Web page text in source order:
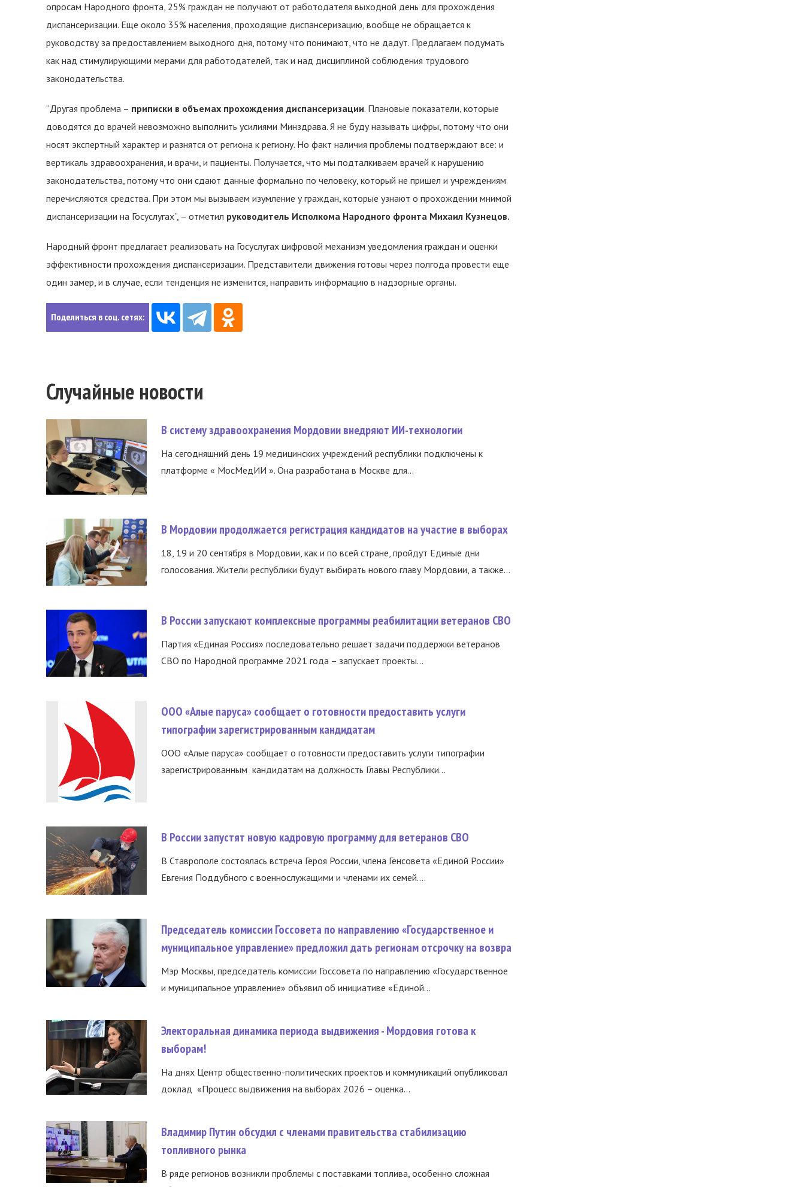
опросам Народного фронта, 25% граждан не получают от работодателя выходной день для прохождения
диспансеризации. Еще около 35% населения, проходящие диспансеризацию, вообще не обращается к
руководству за предоставлением выходного дня, потому что понимают, что не дадут. Предлагаем подумать
как над стимулирующими мерами для работодателей, так и над дисциплиной соблюдения трудового
законодательства.
“Другая проблема – приписки в объемах прохождения диспансеризации. Плановые показатели, которые
доводятся до врачей невозможно выполнить усилиями Минздрава. Я не буду называть цифры, потому что они
носят экспертный характер и разнятся от региона к региону. Но факт наличия проблемы подтверждают все: и
вертикаль здравоохранения, и врачи, и пациенты. Получается, что мы подталкиваем врачей к нарушению
законодательства, потому что они сдают данные формально по человеку, который не пришел и учреждениям
перечисляются средства. При этом мы вызываем изумление у граждан, которые узнают о прохождении мнимой
диспансеризации на Госуслугах”, – отметил руководитель Исполкома Народного фронта Михаил Кузнецов.
Народный фронт предлагает реализовать на Госуслугах цифровой механизм уведомления граждан и оценки
эффективности прохождения диспансеризации. Представители движения готовы через полгода провести еще
один замер, и в случае, если тенденция не изменится, направить информацию в надзорные органы.
Поделиться в соц. сетях:
Случайные новости
В систему здравоохранения Мордовии внедряют ИИ-технологии
На сегодняшний день 19 медицинских учреждений республики подключены к
платформе « МосМедИИ ». Она разработана в Москве для...
В Мордовии продолжается регистрация кандидатов на участие в выборах
18, 19 и 20 сентября в Мордовии, как и по всей стране, пройдут Единые дни
голосования. Жители республики будут выбирать нового главу Мордовии, а также...
В России запускают комплексные программы реабилитации ветеранов СВО
Партия «Единая Россия» последовательно решает задачи поддержки ветеранов
СВО по Народной программе 2021 года – запускает проекты...
ООО «Алые паруса» сообщает о готовности предоставить услуги
типографии зарегистрированным кандидатам
ООО «Алые паруса» сообщает о готовности предоставить услуги типографии
зарегистрированным кандидатам на должность Главы Республики...
В России запустят новую кадровую программу для ветеранов СВО
В Ставрополе состоялась встреча Героя России, члена Генсовета «Единой России»
Евгения Поддубного с военнослужащими и членами их семей....
Председатель комиссии Госсовета по направлению «Государственное и
муниципальное управление» предложил дать регионам отсрочку на возвра
Мэр Москвы, председатель комиссии Госсовета по направлению «Государственное
и муниципальное управление» объявил об инициативе «Единой...
Электоральная динамика периода выдвижения - Мордовия готова к
выборам!
На днях Центр общественно-политических проектов и коммуникаций опубликовал
доклад «Процесс выдвижения на выборах 2026 – оценка...
Владимир Путин обсудил с членами правительства стабилизацию
топливного рынка
В ряде регионов возникли проблемы с поставками топлива, особенно сложная